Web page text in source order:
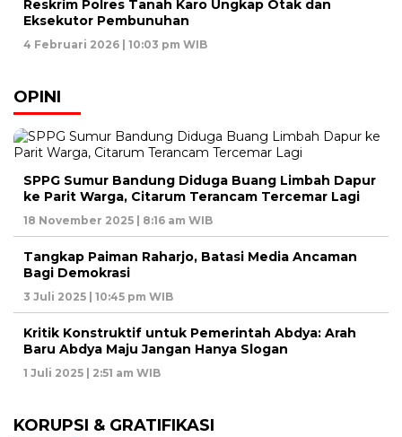
Reskrim Polres Tanah Karo Ungkap Otak dan
Eksekutor Pembunuhan
4 Februari 2026 | 10:03 pm WIB
OPINI
SPPG Sumur Bandung Diduga Buang Limbah Dapur
ke Parit Warga, Citarum Terancam Tercemar Lagi
18 November 2025 | 8:16 am WIB
Tangkap Paiman Raharjo, Batasi Media Ancaman
Bagi Demokrasi
3 Juli 2025 | 10:45 pm WIB
Kritik Konstruktif untuk Pemerintah Abdya: Arah
Baru Abdya Maju Jangan Hanya Slogan
1 Juli 2025 | 2:51 am WIB
KORUPSI & GRATIFIKASI